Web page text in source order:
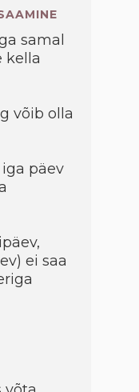
samal
kella
võib olla
päev
ei saa